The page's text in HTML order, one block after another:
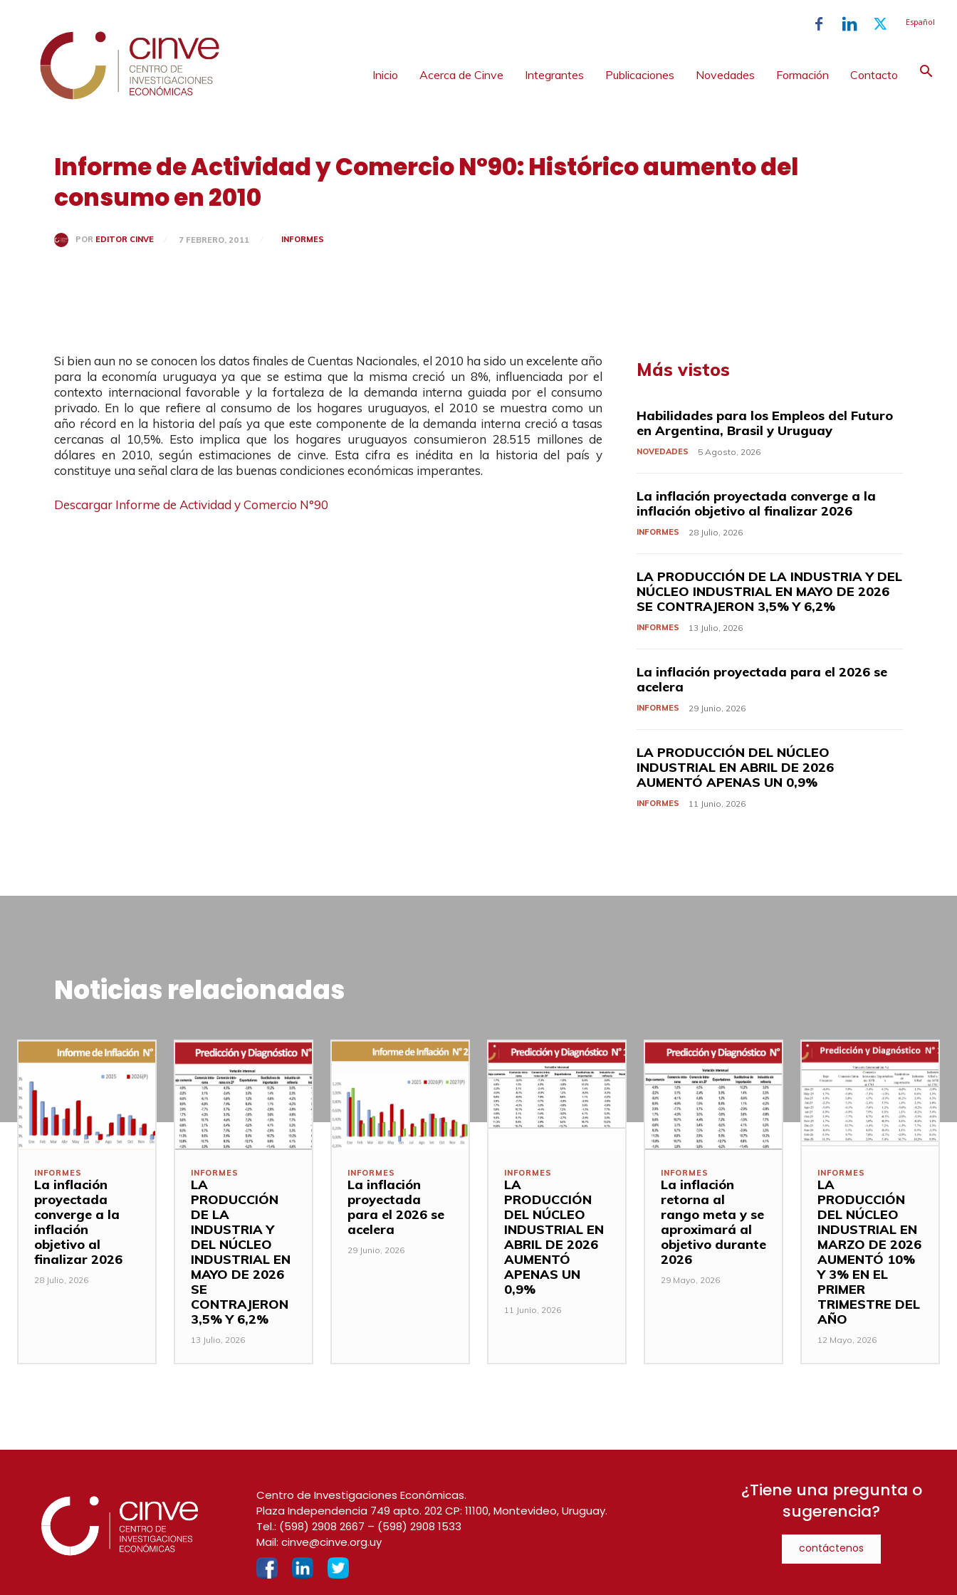
Español
Inicio Acerca de Cinve Integrantes Publicaciones Novedades Formación Contacto
Informe de Actividad y Comercio N°90: Histórico aumento del
consumo en 2010
POR EDITOR CINVE 7 FEBRERO, 2011 INFORMES
Si bien aun no se conocen los datos finales de Cuentas Nacionales, el 2010 ha sido un excelente año
para la economía uruguaya ya que se estima que la misma creció un 8%, influenciada por el
contexto internacional favorable y la fortaleza de la demanda interna guiada por el consumo
privado. En lo que refiere al consumo de los hogares uruguayos, el 2010 se muestra como un
año récord en la historia del país ya que este componente de la demanda interna creció a tasas
cercanas al 10,5%. Esto implica que los hogares uruguayos consumieron 28.515 millones de
dólares en 2010, según estimaciones de cinve. Esta cifra es inédita en la historia del país y
constituye una señal clara de las buenas condiciones económicas imperantes.
Descargar Informe de Actividad y Comercio N°90
Más vistos
Habilidades para los Empleos del Futuro
en Argentina, Brasil y Uruguay
NOVEDADES 5 Agosto, 2026
La inflación proyectada converge a la
inflación objetivo al finalizar 2026
INFORMES 28 Julio, 2026
LA PRODUCCIÓN DE LA INDUSTRIA Y DEL
NÚCLEO INDUSTRIAL EN MAYO DE 2026
SE CONTRAJERON 3,5% Y 6,2%
INFORMES 13 Julio, 2026
La inflación proyectada para el 2026 se
acelera
INFORMES 29 Junio, 2026
LA PRODUCCIÓN DEL NÚCLEO
INDUSTRIAL EN ABRIL DE 2026
AUMENTÓ APENAS UN 0,9%
INFORMES 11 Junio, 2026
Noticias relacionadas
INFORMES
La inflación
proyectada
converge a la
inflación
objetivo al
finalizar 2026
28 Julio, 2026
INFORMES
LA
PRODUCCIÓN
DE LA
INDUSTRIA Y
DEL NÚCLEO
INDUSTRIAL EN
MAYO DE 2026
SE
CONTRAJERON
3,5% Y 6,2%
13 Julio, 2026
INFORMES
La inflación
proyectada
para el 2026 se
acelera
29 Junio, 2026
INFORMES
LA
PRODUCCIÓN
DEL NÚCLEO
INDUSTRIAL EN
ABRIL DE 2026
AUMENTÓ
APENAS UN
0,9%
11 Junio, 2026
INFORMES
La inflación
retorna al
rango meta y se
aproximará al
objetivo durante
2026
29 Mayo, 2026
INFORMES
LA
PRODUCCIÓN
DEL NÚCLEO
INDUSTRIAL EN
MARZO DE 2026
AUMENTÓ 10%
Y 3% EN EL
PRIMER
TRIMESTRE DEL
AÑO
12 Mayo, 2026
Centro de Investigaciones Económicas.
Plaza Independencia 749 apto. 202 CP: 11100, Montevideo, Uruguay.
Tel.: (598) 2908 2667 – (598) 2908 1533
Mail: cinve@cinve.org.uy
¿Tiene una pregunta o
sugerencia?
contáctenos